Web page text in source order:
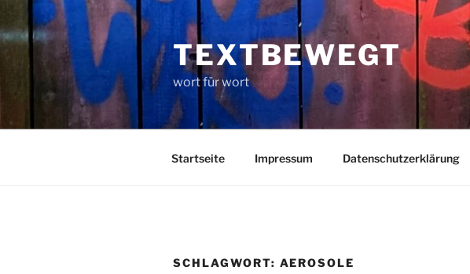
Inhalt
springen
TEXTBEWEGT
wort für wort
Startseite Impressum Datenschutzerklärung
SCHLAGWORT: AEROSOLE